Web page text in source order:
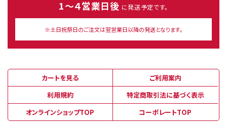
1～４営業日後 に発送予定です。
※土日祝祭日のご注文は翌営業日以降の発送となります。
カートを見る
ご利用案内
利用規約
特定商取引法に基づく表示
オンラインショップTOP
コーポレートTOP